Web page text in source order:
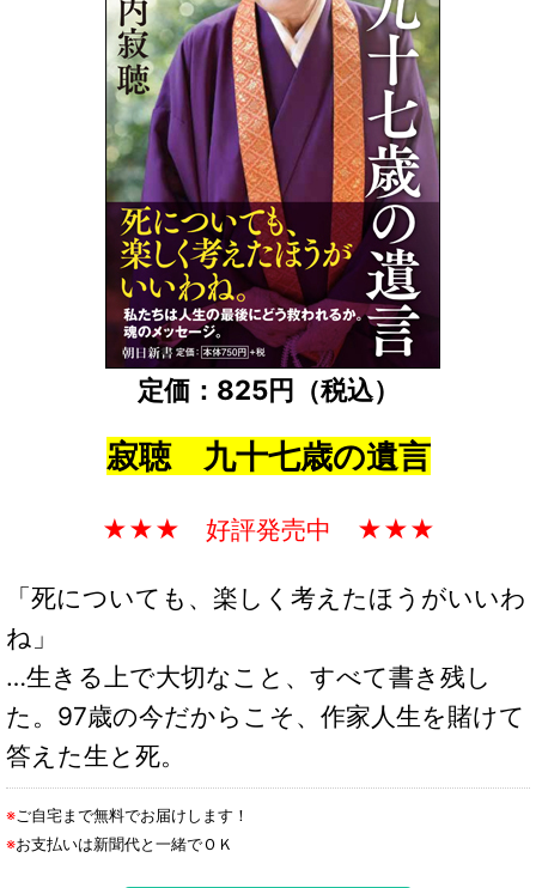
定価：825円（税込）
寂聴 九十七歳の遺言
★★★ 好評発売中 ★★★
「死についても、楽しく考えたほうがいいわ
ね」
…生きる上で大切なこと、すべて書き残し
た。97歳の今だからこそ、作家人生を賭けて
答えた生と死。
※ご自宅まで無料でお届けします！
※お支払いは新聞代と一緒でＯＫ